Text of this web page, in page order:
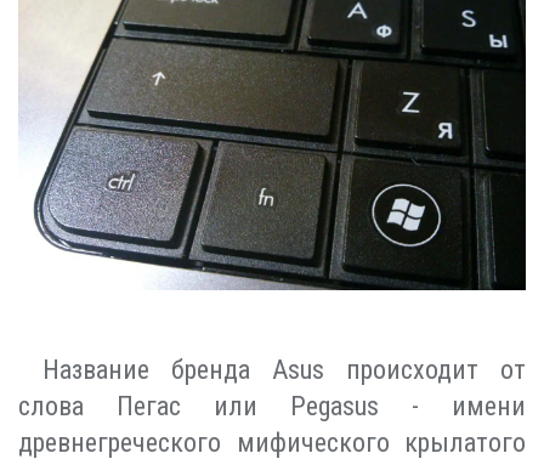
Название бренда Asus происходит от
слова Пегас или Pegasus - имени
древнегреческого мифического крылатого